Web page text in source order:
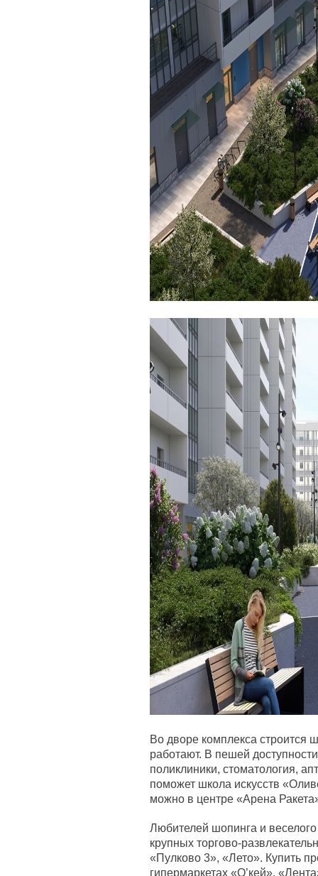
Во дворе комплекса строится
работают. В пешей
поликлиники, стоматология,
поможет школа искусств
можно в центре «Арена
Любителей шопинга и
крупных торгово-
«Пулково 3», «Лето». Купить
гипермаркетах «О’кей»,